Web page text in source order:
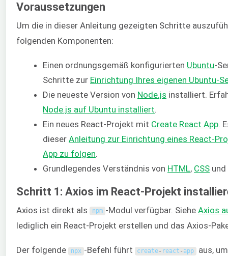
Voraussetzungen
Um die in dieser Anleitung gezeigten Schritte
folgenden Komponenten:
Einen ordnungsgemäß konfigurierten Ubuntu-
Schritte zur Einrichtung Ihres eigenen Ubuntu-
Die neueste Version von Node.js installiert.
Node.js auf Ubuntu installiert
Ein neues React-Projekt mit Create React App .
dieser Anleitung zur Einrichtung eines React-
App zu folgen
Grundlegendes Verständnis von HTML, CSS und
Schritt 1: Axios im React-Projekt
Axios ist direkt als npm -Modul verfügbar. Siehe Axios
lediglich ein React-Projekt erstellen und das Axios-
Der folgende npx -Befehl führt create- react - app
aus,